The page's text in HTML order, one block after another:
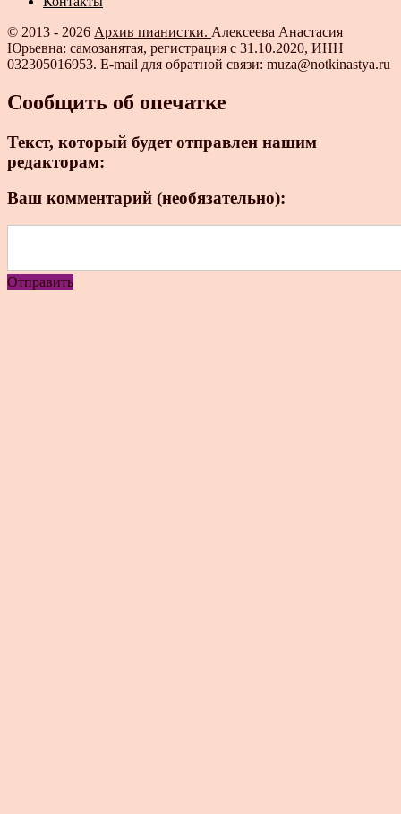
© 2013 - 2026 Архив пианистки. Алексеева Анастасия
Юрьевна: самозанятая, регистрация с 31.10.2020, ИНН
032305016953. E-mail для обратной связи: muza@notkinastya.ru
Сообщить об опечатке
Текст, который будет отправлен нашим
редакторам:
Ваш комментарий (необязательно):
Отправить